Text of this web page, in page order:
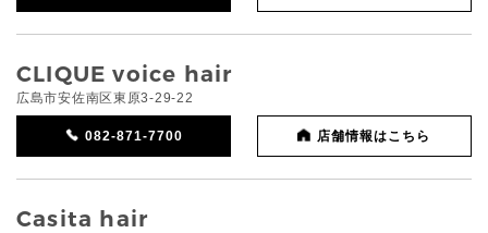
CLIQUE voice hair
広島市安佐南区東原3-29-22
082-871-7700 店舗情報はこちら
Casita hair